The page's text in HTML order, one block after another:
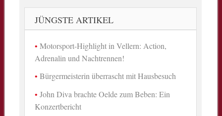
JÜNGSTE ARTIKEL
Motorsport-Highlight in Vellern: Action,
Adrenalin und Nachtrennen!
Bürgermeisterin überrascht mit Hausbesuch
John Diva brachte Oelde zum Beben: Ein
Konzertbericht